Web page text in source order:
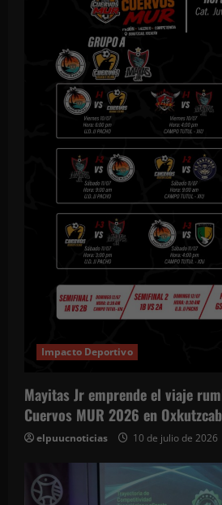
Impacto Deportivo
Mayitas Jr emprende el viaje
Cuervos MUR 2026 en Oxkutzcab
elpuucnoticias 10 de julio de 2026